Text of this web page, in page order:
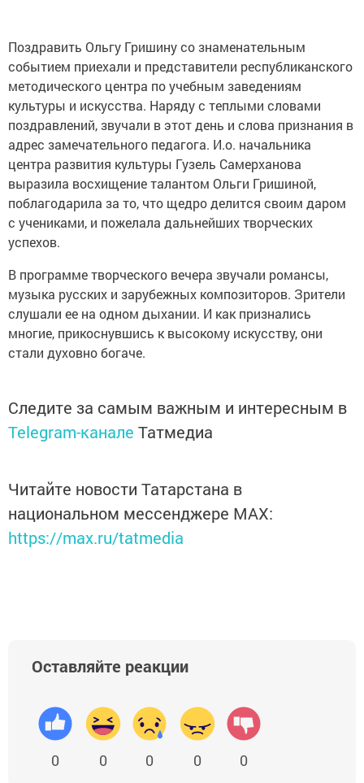
Поздравить Ольгу Гришину со знаменательным
событием приехали и представители республиканского
методического центра по учебным заведениям
культуры и искусства. Наряду с теплыми словами
поздравлений, звучали в этот день и слова признания в
адрес замечательного педагога. И.о. начальника
центра развития культуры Гузель Самерханова
выразила восхищение талантом Ольги Гришиной,
поблагодарила за то, что щедро делится своим даром
с учениками, и пожелала дальнейших творческих
успехов.
В программе творческого вечера звучали романсы,
музыка русских и зарубежных композиторов. Зрители
слушали ее на одном дыхании. И как признались
многие, прикоснувшись к высокому искусству, они
стали духовно богаче.
Следите за самым важным и интересным в
Telegram-канале Татмедиа
Читайте новости Татарстана в
национальном мессенджере MАХ:
https://max.ru/tatmedia
Оставляйте реакции
0 0 0 0 0